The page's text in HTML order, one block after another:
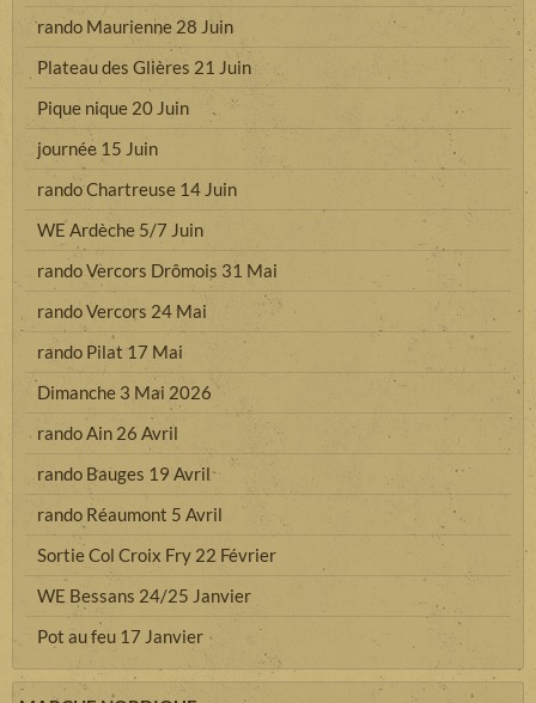
rando Maurienne 28 Juin
Plateau des Glières 21 Juin
Pique nique 20 Juin
journée 15 Juin
rando Chartreuse 14 Juin
WE Ardèche 5/7 Juin
rando Vercors Drômois 31 Mai
rando Vercors 24 Mai
rando Pilat 17 Mai
Dimanche 3 Mai 2026
rando Ain 26 Avril
rando Bauges 19 Avril
rando Réaumont 5 Avril
Sortie Col Croix Fry 22 Février
WE Bessans 24/25 Janvier
Pot au feu 17 Janvier